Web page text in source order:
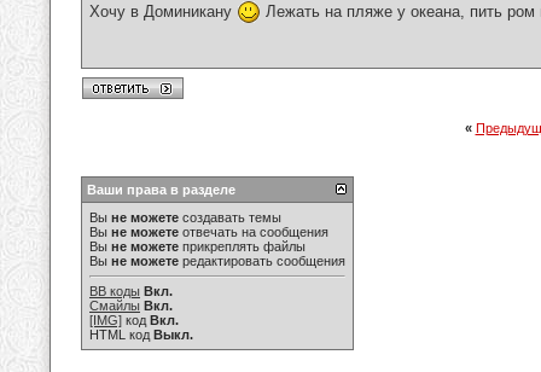
Хочу в Доминикану Лежать на пляже у океана, пить
«
Ваши права в разделе
Вы не можете создавать темы
Вы не можете отвечать на сообщения
Вы не можете прикреплять файлы
Вы не можете редактировать сообщения
BB коды Вкл.
Смайлы Вкл.
[IMG] код Вкл.
HTML код Выкл.